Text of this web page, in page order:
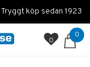
Tryggt köp sedan 1923
0
0